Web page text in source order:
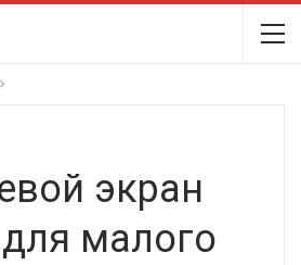
экран
малого